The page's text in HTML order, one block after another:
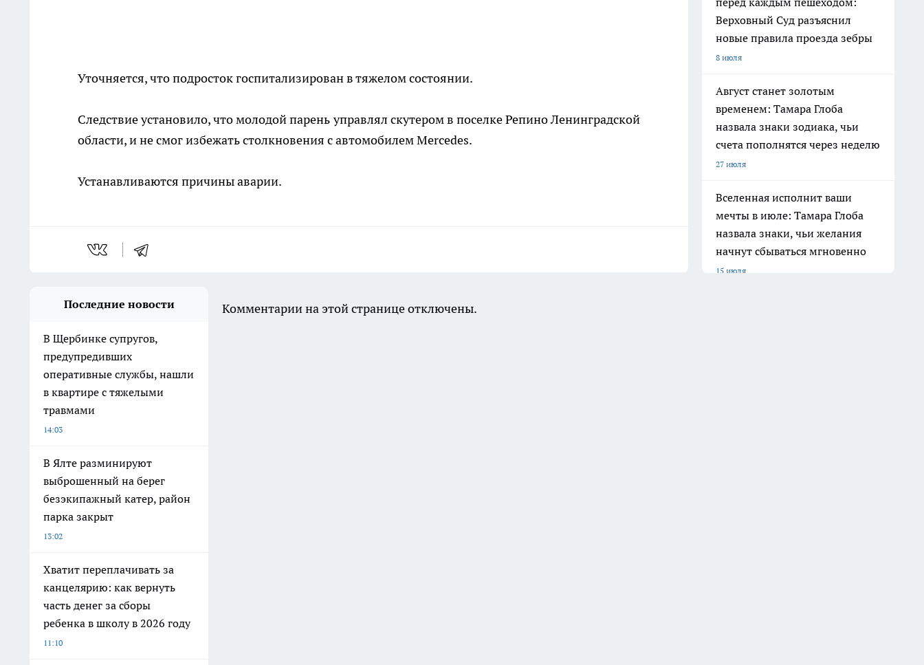
Уточняется, что подросток госпитализирован в тяжелом состоянии.
Следствие установило, что молодой парень управлял скутером в поселке Репино Ленинградской
области, и не смог избежать столкновения с автомобилем Mercedes.
Устанавливаются причины аварии.
Верховный Суд разъяснил
новые правила проезда зебры
8 июля
Август станет золотым
временем: Тамара Глоба
назвала знаки зодиака, чьи
счета пополнятся через неделю
27 июля
Последние новости
В Щербинке супругов,
предупредивших
оперативные службы, нашли
в квартире с тяжелыми
травмами
14:03
В Ялте разминируют
выброшенный на берег
безэкипажный катер, район
парка закрыт
13:02
Хватит переплачивать за
канцелярию: как вернуть
часть денег за сборы
ребенка в школу в 2026 году
11:10
Комментарии на этой странице отключены.